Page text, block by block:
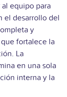
equipo para
el desarrollo del
y
fortalece la
La
en una sola
interna y la